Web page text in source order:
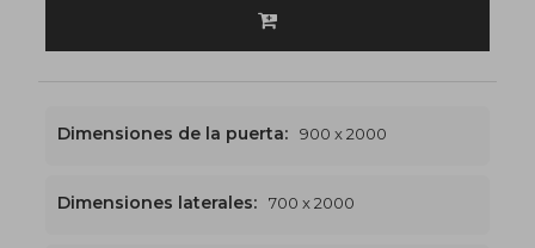
Dimensiones de la puerta: 900 x 2000
Dimensiones laterales: 700 x 2000